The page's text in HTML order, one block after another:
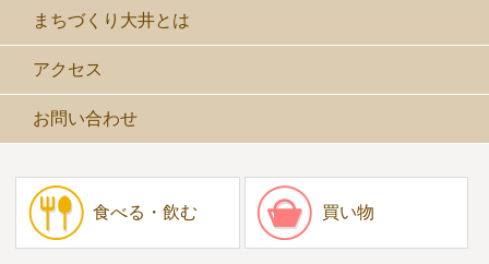
まちづくり大井とは
アクセス
お問い合わせ
食べる・飲む 買い物